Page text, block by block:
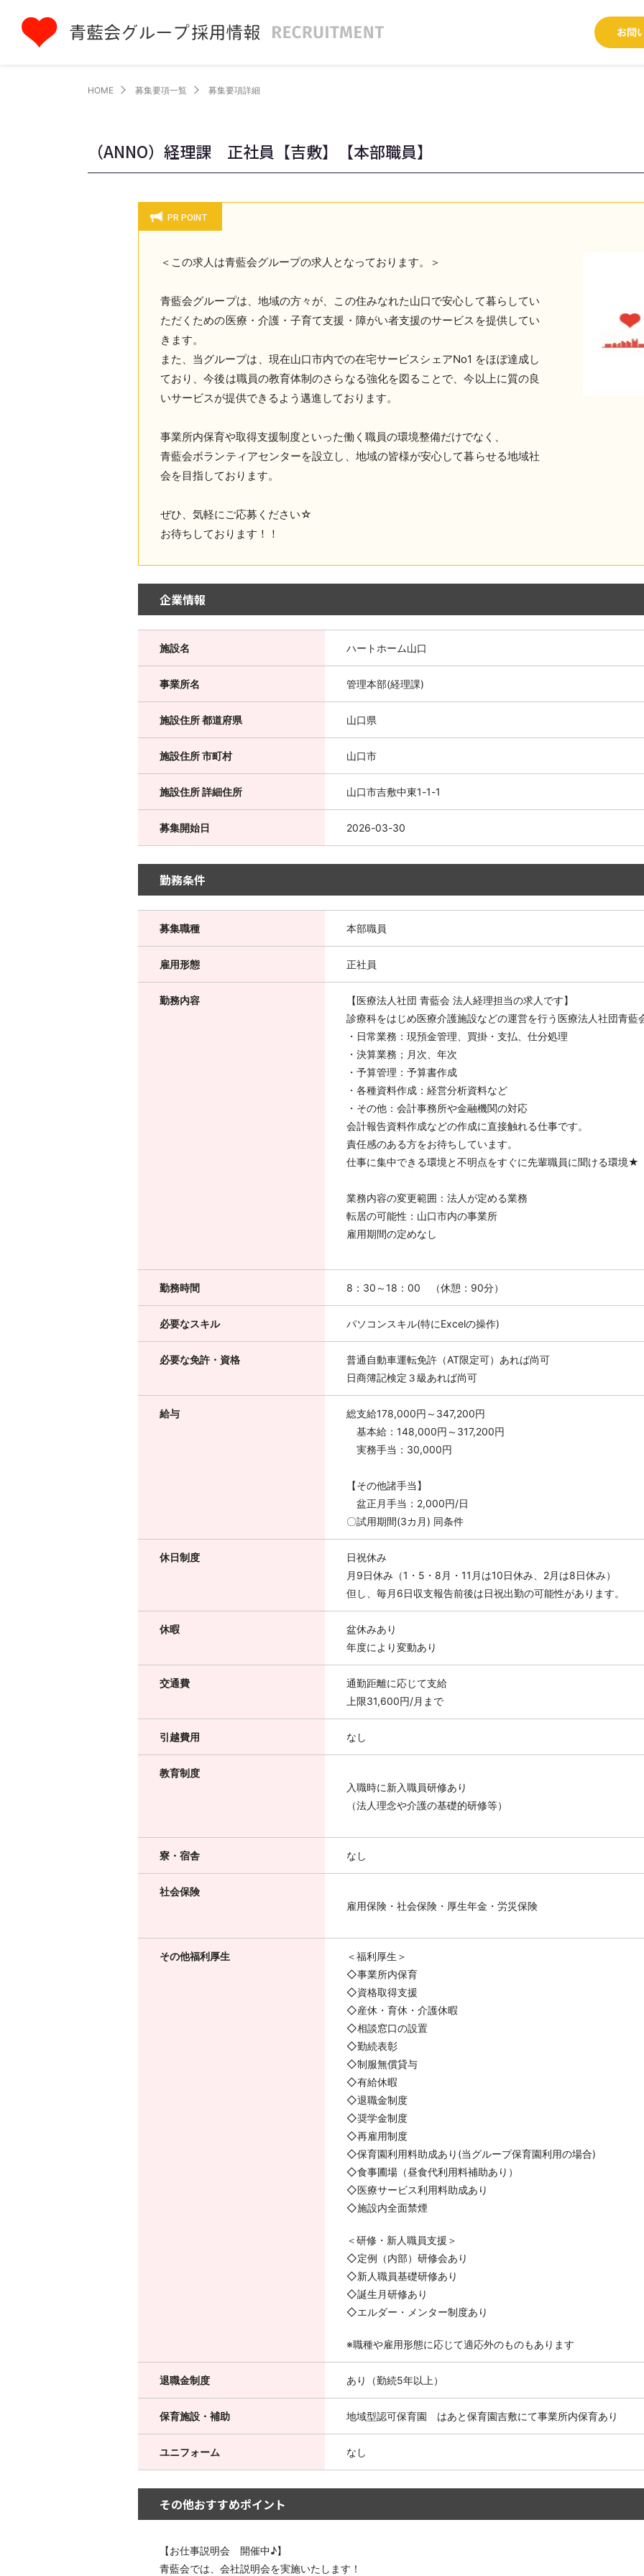
HOME 募集要項一覧 募集要項詳細
（ANNO）経理課 正社員【吉敷】【本部職員】
PR POINT
＜この求人は青藍会グループの求人となっております。＞
青藍会グループは、地域の方々が、この住みなれた山口で安心して暮らしてい
ただくための医療・介護・子育て支援・障がい者支援のサービスを提供してい
きます。
また、当グループは、現在山口市内での在宅サービスシェアNo1 をほぼ達成し
ており、今後は職員の教育体制のさらなる強化を図ることで、今以上に質の良
いサービスが提供できるよう邁進しております。
事業所内保育や取得支援制度といった働く職員の環境整備だけでなく、
青藍会ボランティアセンターを設立し、地域の皆様が安心して暮らせる地域社
会を目指しております。
ぜひ、気軽にご応募ください☆
お待ちしております！！
企業情報
施設名 ハートホーム山口
事業所名 管理本部(経理課)
施設住所 都道府県 山口県
施設住所 市町村 山口市
施設住所 詳細住所 山口市吉敷中東1-1-1
募集開始日 2026-03-30
勤務条件
募集職種 本部職員
雇用形態 正社員
勤務内容
【医療法人社団 青藍会 法人経理担当の求人です】
診療科をはじめ医療介護施設などの運営を行う医療法人社団青藍
・日常業務：現預金管理、買掛・支払、仕分処理
・決算業務；月次、年次
・予算管理：予算書作成
・各種資料作成：経営分析資料など
・その他：会計事務所や金融機関の対応
会計報告資料作成などの作成に直接触れる仕事です。
責任感のある方をお待ちしています。
仕事に集中できる環境と不明点をすぐに先輩職員に聞ける環境★
業務内容の変更範囲：法人が定める業務
転居の可能性：山口市内の事業所
雇用期間の定めなし
勤務時間 8：30～18：00 （休憩：90分）
必要なスキル パソコンスキル(特にExcelの操作)
必要な免許・資格
普通自動車運転免許（AT限定可）あれば尚可
日商簿記検定３級あれば尚可
給与
総支給178,000円～347,200円
基本給：148,000円～317,200円
実務手当：30,000円
【その他諸手当】
盆正月手当：2,000円/日
〇試用期間(3カ月) 同条件
休日制度
日祝休み
月9日休み（1・5・8月・11月は10日休み、2月は8日休み）
但し、毎月6日収支報告前後は日祝出勤の可能性があります。
休暇
盆休みあり
年度により変動あり
交通費
通勤距離に応じて支給
上限31,600円/月まで
引越費用 なし
教育制度
入職時に新入職員研修あり
（法人理念や介護の基礎的研修等）
寮・宿舎 なし
社会保険
雇用保険・社会保険・厚生年金・労災保険
その他福利厚生
＜福利厚生＞
◇事業所内保育
◇資格取得支援
◇産休・育休・介護休暇
◇相談窓口の設置
◇勤続表彰
◇制服無償貸与
◇有給休暇
◇退職金制度
◇奨学金制度
◇再雇用制度
◇保育園利用料助成あり(当グループ保育園利用の場合)
◇食事圃場（昼食代利用料補助あり）
◇医療サービス利用料助成あり
◇施設内全面禁煙
＜研修・新人職員支援＞
◇定例（内部）研修会あり
◇新人職員基礎研修あり
◇誕生月研修あり
◇エルダー・メンター制度あり
※職種や雇用形態に応じて適応外のものもあります
退職金制度 あり（勤続5年以上）
保育施設・補助 地域型認可保育園 はあと保育園吉敷にて事業所内保育あり
ユニフォーム なし
その他おすすめポイント
【お仕事説明会 開催中♪】
青藍会では、会社説明会を実施いたします！